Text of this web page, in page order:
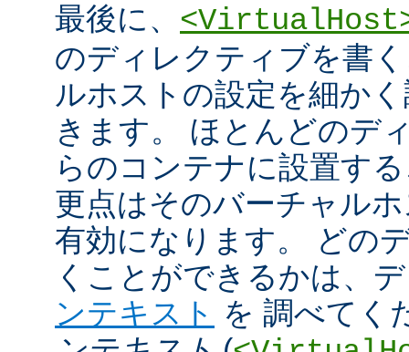
最後に、
のディレクティブを書
ルホストの設定を細か
きます。 ほとんどのデ
らのコンテナに設置す
更点はそのバーチャル
有効になります。 どの
くことができるかは、
ンテキスト を 調べてく